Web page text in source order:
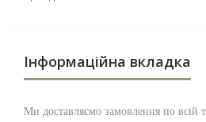
Інформаційна вкладка
Ми доставляємо замовлення по всій